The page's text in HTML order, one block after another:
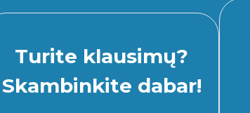
Turite klausimų?
Skambinkite dabar!